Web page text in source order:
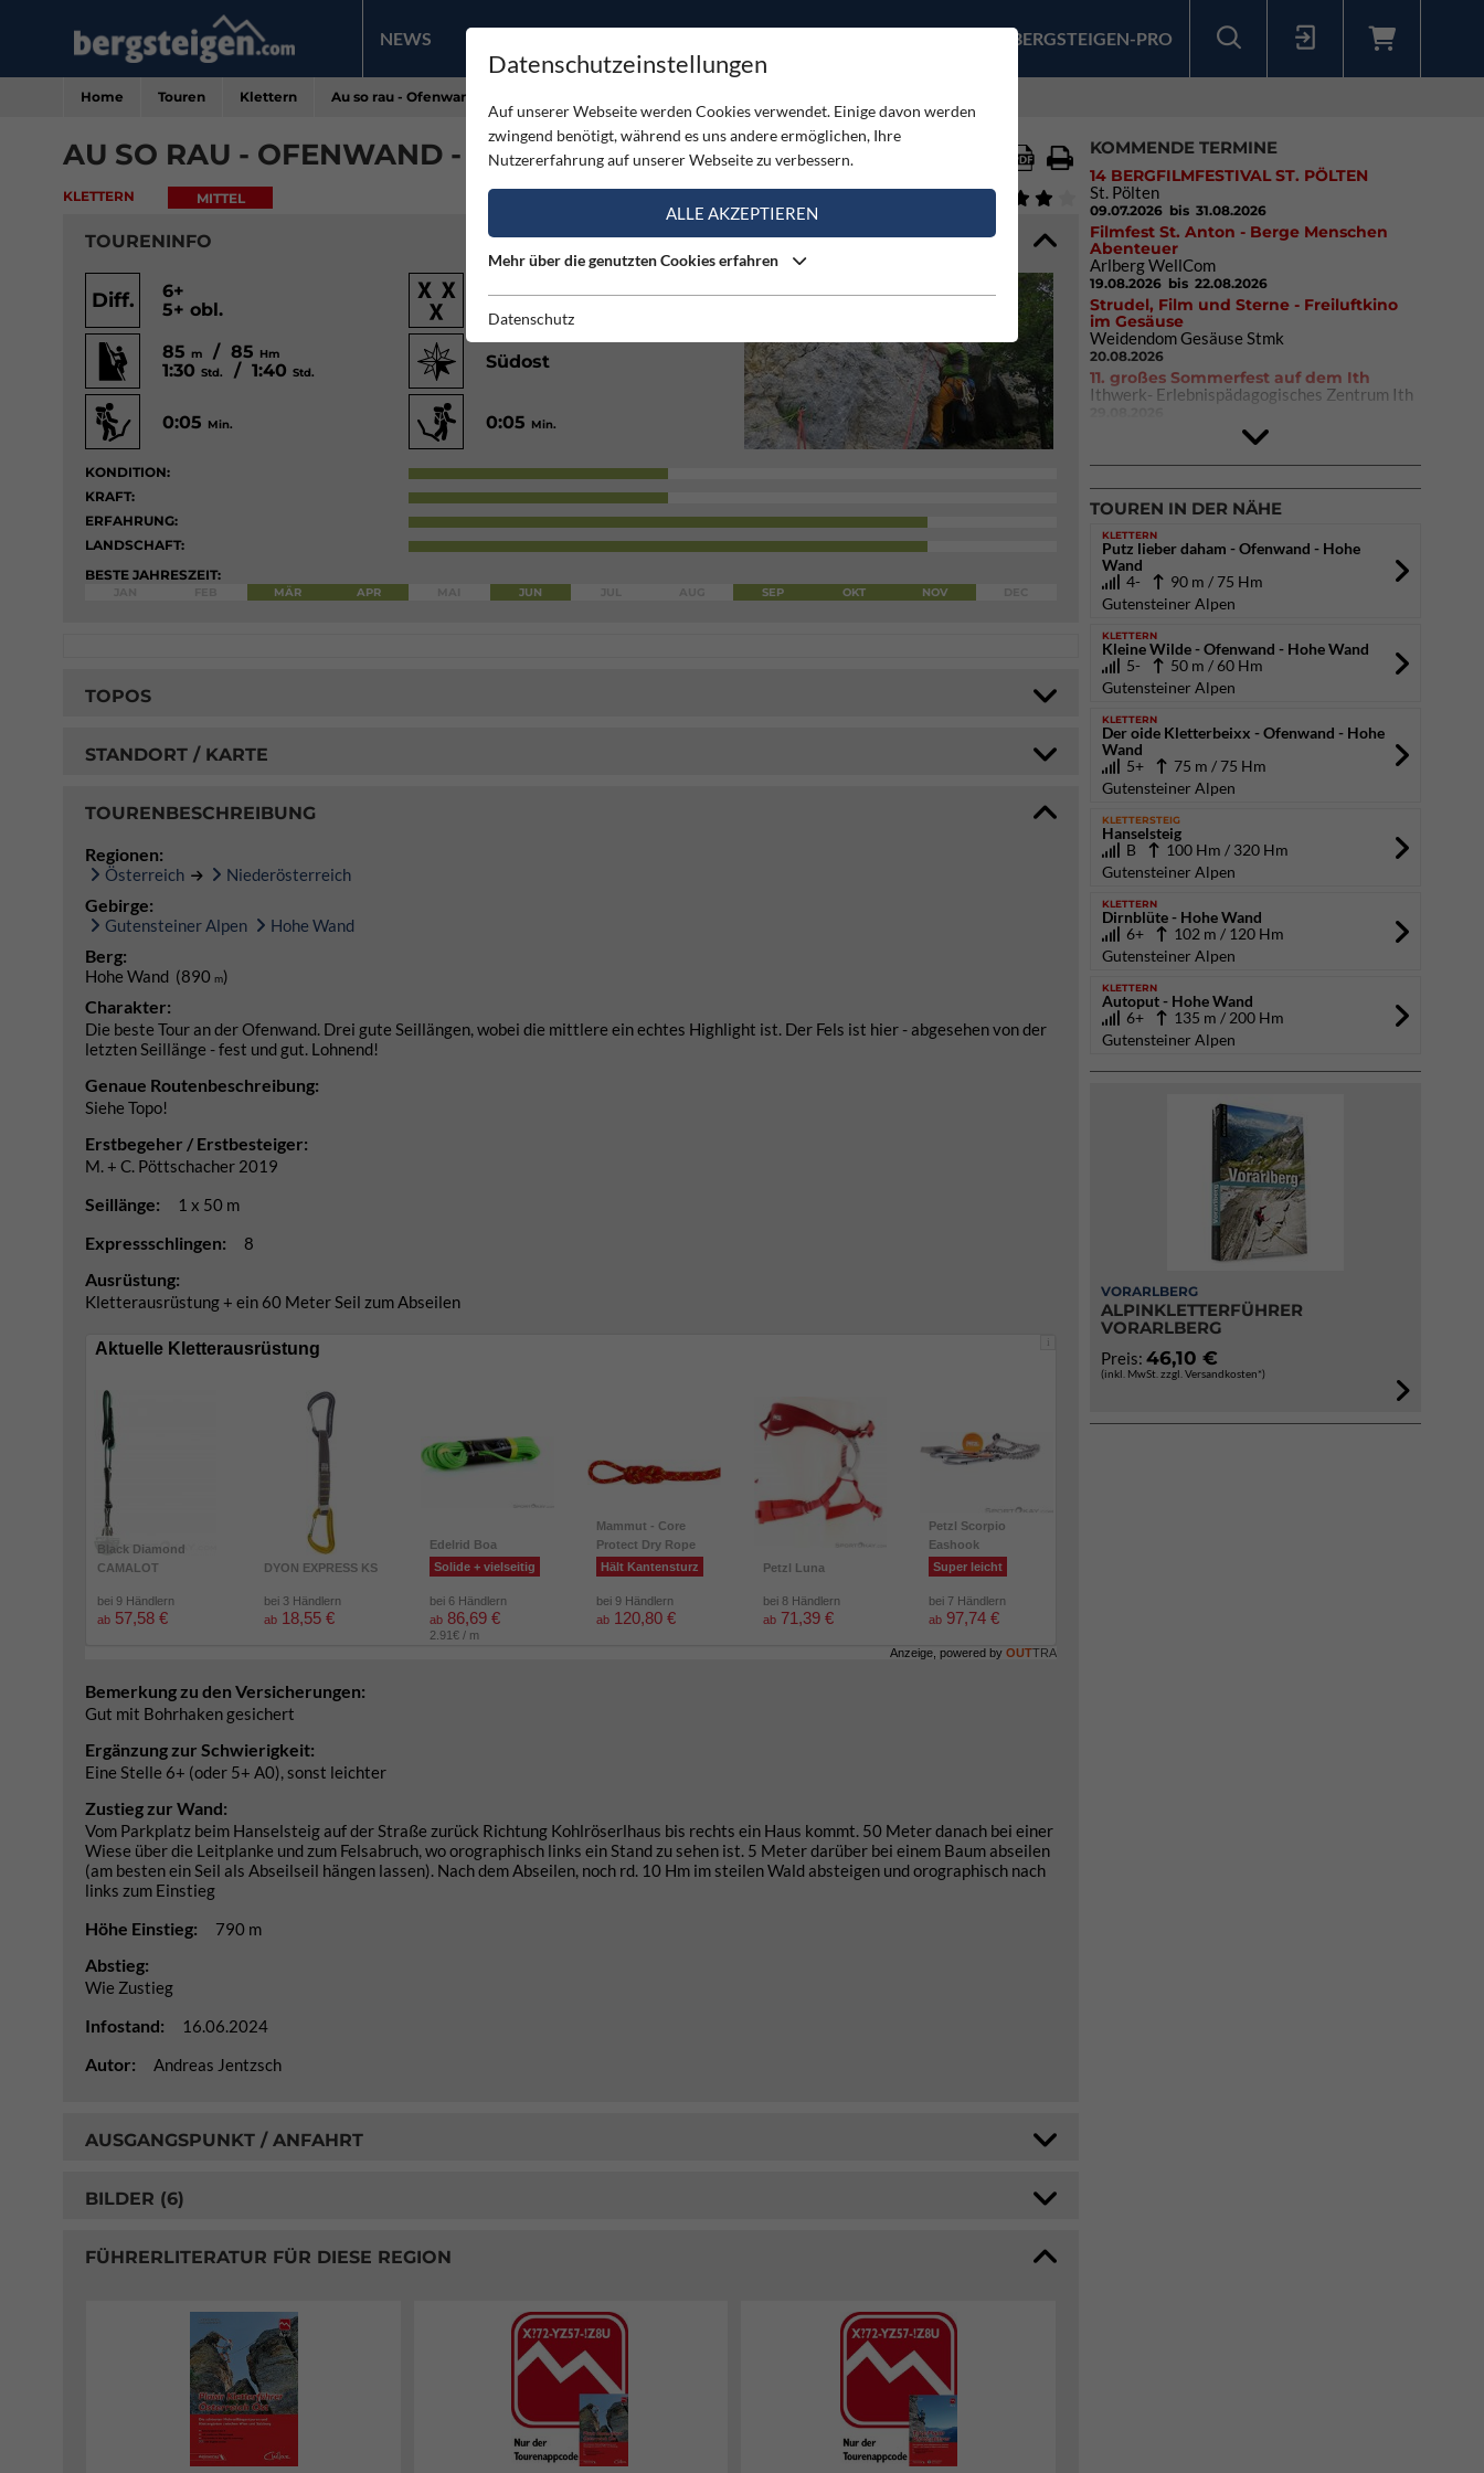
NEWS PRODUKTE BERGSTEIGEN-PRO
Home Touren Klettern Au so rau - Ofenwand - Hohe Wand
AU SO RAU - OFENWAND - HOHE WAND
KLETTERN MITTEL
TOURENINFO
Diff.
6+
5+ obl.
Gut
85m / 85 Hm
1:30Std. / 1:40Std.
Südost
0:05 Min. 0:05 Min.
KONDITION:
KRAFT:
ERFAHRUNG:
LANDSCHAFT:
BESTE JAHRESZEIT:
MÄR APR JUN SEP OKT NOV
TOPOS
STANDORT / KARTE
TOURENBESCHREIBUNG
Regionen:
Österreich Niederösterreich
Gebirge:
Gutensteiner Alpen Hohe Wand
Berg:
Hohe Wand (890 m)
Charakter:
Die beste Tour an der Ofenwand. Drei gute Seillängen, wobei die mittlere ein echtes Highlight ist. Der Fels ist hier - abgesehen von der
letzten Seillänge - fest und gut. Lohnend!
Genaue Routenbeschreibung:
Siehe Topo!
Erstbegeher / Erstbesteiger:
M. + C. Pöttschacher 2019
Seillänge: 1 x 50 m
Expressschlingen: 8
Ausrüstung:
Kletterausrüstung + ein 60 Meter Seil zum Abseilen
i
Aktuelle Kletterausrüstung
Black Diamond
CAMALOT
bei 9 Händlern
ab 57,58 €
DYON EXPRESS KS
bei 3 Händlern
ab 18,55 €
Edelrid Boa
Solide + vielseitig
bei 6 Händlern
ab 86,69 €
2.91€ / m
Mammut - Core
Protect Dry Rope
Hält Kantensturz
bei 9 Händlern
ab 120,80 €
Petzl Luna
bei 8 Händlern
ab 71,39 €
Petzl Scorpio
Eashook
Super leicht
bei 7 Händlern
ab 97,74 €
Anzeige, powered by OUTTRA
Bemerkung zu den Versicherungen:
Gut mit Bohrhaken gesichert
Ergänzung zur Schwierigkeit:
Eine Stelle 6+ (oder 5+ A0), sonst leichter
Zustieg zur Wand:
Vom Parkplatz beim Hanselsteig auf der Straße zurück Richtung Kohlröserlhaus bis rechts ein Haus kommt. 50 Meter danach bei einer
Wiese über die Leitplanke und zum Felsabruch, wo orographisch links ein Stand zu sehen ist. 5 Meter darüber bei einem Baum abseilen
(am besten ein Seil als Abseilseil hängen lassen). Nach dem Abseilen, noch rd. 10 Hm im steilen Wald absteigen und orographisch nach
links zum Einstieg
Höhe Einstieg: 790 m
Abstieg:
Wie Zustieg
Infostand: 16.06.2024
Autor: Andreas Jentzsch
AUSGANGSPUNKT / ANFAHRT
BILDER (6)
FÜHRERLITERATUR FÜR DIESE REGION
KOMMENDE TERMINE
14 BERGFILMFESTIVAL ST. PÖLTEN
St. Pölten
09.07.2026 bis 31.08.2026
Filmfest St. Anton - Berge Menschen
Abenteuer
Arlberg WellCom
19.08.2026 bis 22.08.2026
Strudel, Film und Sterne - Freiluftkino
im Gesäuse
Weidendom Gesäuse Stmk
20.08.2026
11. großes Sommerfest auf dem Ith
Ithwerk- Erlebnispädagogisches Zentrum Ith
DAV Kletter- & Boulderzentrum München
Süd (Thalkirchen)
TOUREN IN DER NÄHE
KLETTERN
Putz lieber daham - Ofenwand - Hohe
Wand
4-
90 m / 75 Hm
Gutensteiner Alpen
KLETTERN
Kleine Wilde - Ofenwand - Hohe Wand
5-
50 m / 60 Hm
Gutensteiner Alpen
KLETTERN
Der oide Kletterbeixx - Ofenwand - Hohe
Wand
5+
75 m / 75 Hm
Gutensteiner Alpen
KLETTERSTEIG
Hanselsteig
B
100 Hm / 320 Hm
Gutensteiner Alpen
KLETTERN
Dirnblüte - Hohe Wand
6+
102 m / 120 Hm
Gutensteiner Alpen
KLETTERN
Autoput - Hohe Wand
6+
135 m / 200 Hm
Gutensteiner Alpen
VORARLBERG
ALPINKLETTERFÜHRER
VORARLBERG
Preis: 46,10 €
(inkl. MwSt. zzgl. Versandkosten*)
Datenschutzeinstellungen
Auf unserer Webseite werden Cookies verwendet. Einige davon werden
zwingend benötigt, während es uns andere ermöglichen, Ihre
Nutzererfahrung auf unserer Webseite zu verbessern.
ALLE AKZEPTIEREN
Mehr über die genutzten Cookies erfahren
Datenschutz